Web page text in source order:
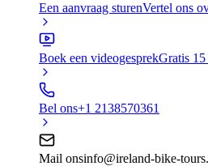
Een aanvraag sturenVertel ons
Boek een videogesprekGratis
Bel ons+1 2138570361
Mail onsinfo@ireland-bike-